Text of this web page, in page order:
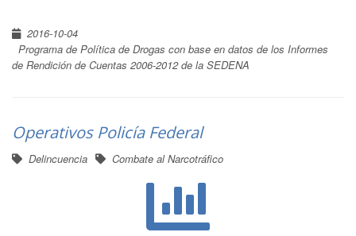
2016-10-04
Programa de Política de Drogas con base en datos de los Informes
de Rendición de Cuentas 2006-2012 de la SEDENA
Operativos Policía Federal
Delincuencia Combate al Narcotráfico